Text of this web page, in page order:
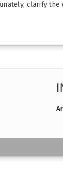
clarify the